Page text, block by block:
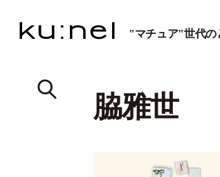
"マチュア"世代の
脇雅世